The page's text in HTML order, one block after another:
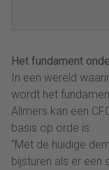
Het fundament
In een wereld
wordt het
Allmers kan een
basis op orde is.
“Met de huidige
bijsturen als er een